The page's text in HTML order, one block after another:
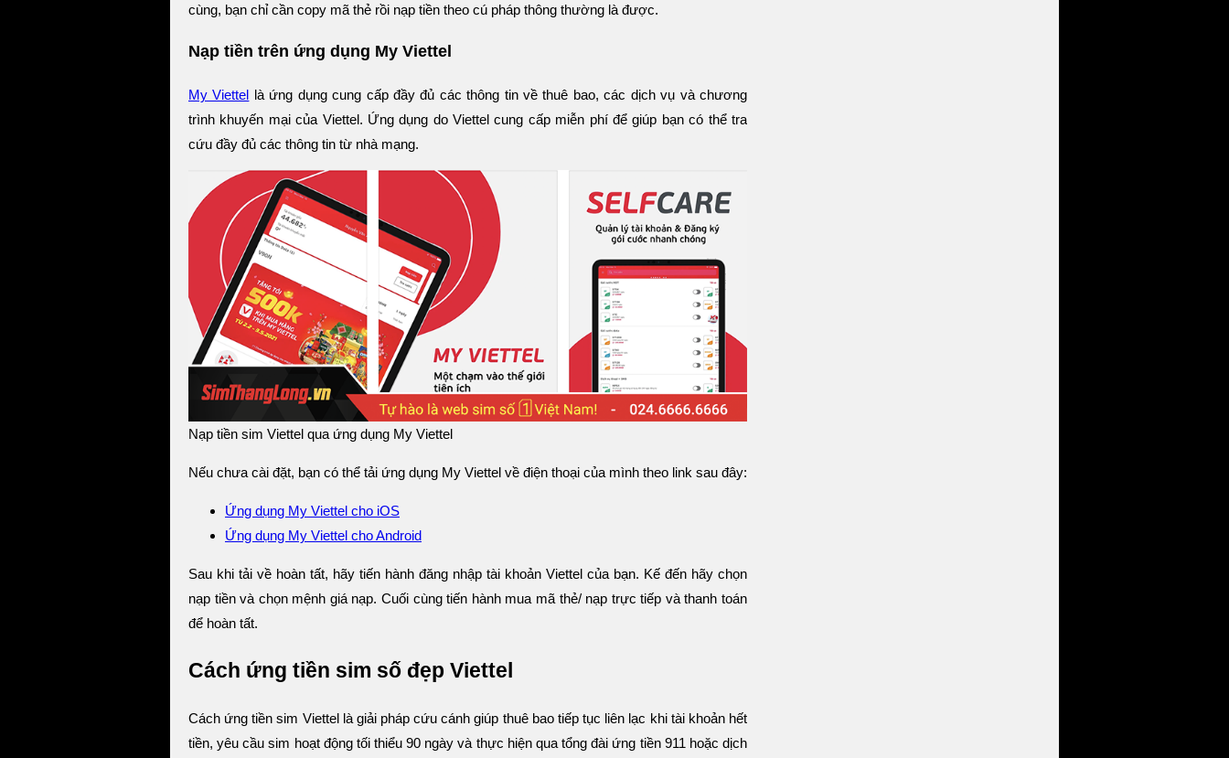
cùng, bạn chỉ cần copy mã thẻ rồi nạp tiền theo cú pháp thông thường là được.
Nạp tiền trên ứng dụng My Viettel
My Viettel là ứng dụng cung cấp đầy đủ các thông tin về thuê bao, các dịch vụ và chương
trình khuyến mại của Viettel. Ứng dụng do Viettel cung cấp miễn phí để giúp bạn có thể tra
cứu đầy đủ các thông tin từ nhà mạng.
Nạp tiền sim Viettel qua ứng dụng My Viettel
Nếu chưa cài đặt, bạn có thể tải ứng dụng My Viettel về điện thoại của mình theo link sau đây:
Ứng dụng My Viettel cho iOS
Ứng dụng My Viettel cho Android
Sau khi tải về hoàn tất, hãy tiến hành đăng nhập tài khoản Viettel của bạn. Kế đến hãy chọn
nạp tiền và chọn mệnh giá nạp. Cuối cùng tiến hành mua mã thẻ/ nạp trực tiếp và thanh toán
để hoàn tất.
Cách ứng tiền sim số đẹp Viettel
Cách ứng tiền sim Viettel là giải pháp cứu cánh giúp thuê bao tiếp tục liên lạc khi tài khoản hết
tiền, yêu cầu sim hoạt động tối thiểu 90 ngày và thực hiện qua tổng đài ứng tiền 911 hoặc dịch